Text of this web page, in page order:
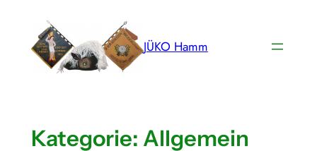
springen
JÜKO Hamm
Kategorie: Allgemein